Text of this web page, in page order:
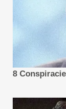
Geely ดำเนิน
มุ่งเน้นการพัฒ
กับพันธมิตรใ
สนับสนุนจาก
แข็งแกร่ง ร
อัมสเตอร์ดัม ป
ข่ายโลจิสติก
ประเทศอื่น ๆ